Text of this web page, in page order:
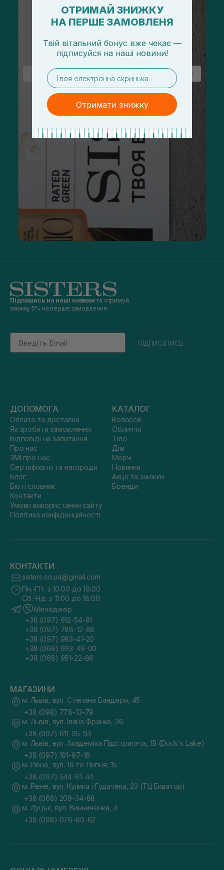
Підпишись на наші новини та отримуй
знижку 5% на перше замовлення
Email
підписатись
ДОПОМОГА
Оплата та доставка
Як зробити замовлення
Відповіді на запитання
Про нас
ЗМІ про нас
Сертифікати та нагороди
Блог
Бюті словник
Контакти
Умови використання сайту
Політика конфіденційності
КАТАЛОГ
Волосся
Обличчя
Тіло
Дім
Мерч
Новинки
Акції та знижки
Бренди
КОНТАКТИ
sisters.co.ua@gmail.com
Пн.-Пт. з 10:00 до 19:00
Сб.-Нд. з 11:00 до 18:00
Менеджер
+38 (097) 612-54-81
+38 (097) 788-12-88
+38 (097) 983-41-20
+38 (068) 693-46-00
+38 (068) 951-22-86
МАГАЗИНИ
м. Львів, вул. Степана Бандери, 45
+38 (098) 778-13-79
м. Львів, вул. Івана Франка, 36
+38 (097) 611-95-94
м. Львів, вул. Академіка Підстригача, 1В (Duck's Lake)
+38 (097) 101-97-16
м. Рівне, вул. 16-го Липня, 15
+38 (097) 544-61-44
м. Рівне, вул. Кулика і Гудачека, 23 (ТЦ Екватор)
+38 (068) 209-34-88
м. Луцьк, вул. Винниченка, 4
+38 (098) 076-60-62
ОТРИМАЙ ЗНИЖКУ
НА ПЕРШЕ ЗАМОВЛЕНЯ
Твій вітальний бонус вже чекає —
підписуйся на наші новини!
email
Отримати знижку